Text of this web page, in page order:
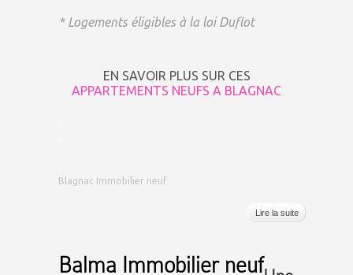
* Logements éligibles à la loi Duflot
EN SAVOIR PLUS SUR CES
APPARTEMENTS NEUFS A BLAGNAC
Blagnac Immobilier neuf
Lire la suite
Balma Immobilier neuf.